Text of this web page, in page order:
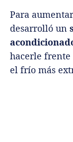
Para
desarrolló un
hacerle frente
el frío más